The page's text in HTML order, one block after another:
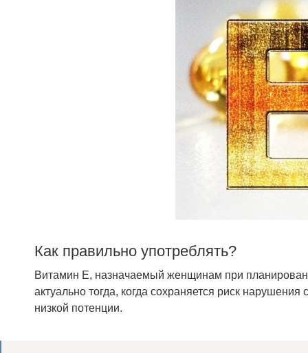
Как правильно употреблять?
Витамин Е, назначаемый женщинам при
актуально тогда, когда сохраняется риск
низкой потенции.